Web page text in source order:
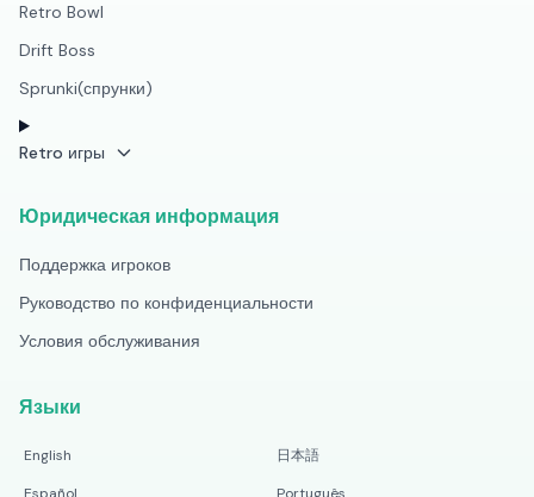
Retro Bowl
Drift Boss
Sprunki(спрунки)
Retro игры
Юридическая информация
Поддержка игроков
Руководство по конфиденциальности
Условия обслуживания
Языки
English
日本語